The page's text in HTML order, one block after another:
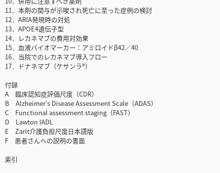
11．本剤の関与が示唆され死亡に至った症例の検討
12．ARIA発現時の対処
13．APOE4遺伝子型
14．レカネマブの費用対効果
15．血液バイオマーカー：アミロイドβ42／40
16．当院でのレカネマブ導入フロー
17．ドナネマブ（ケサンラ®）
付録
A 臨床認知症評価尺度（CDR）
B Alzheimerʼs Disease Assessment Scale（ADAS）
C Functional assessment staging（FAST）
D Lawton IADL
E Zarit介護負担尺度日本語版
F 患者さんへの説明の書面
索引